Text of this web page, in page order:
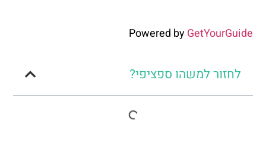
Powered byGetYourGuide
לחזור למשהו ספציפי?